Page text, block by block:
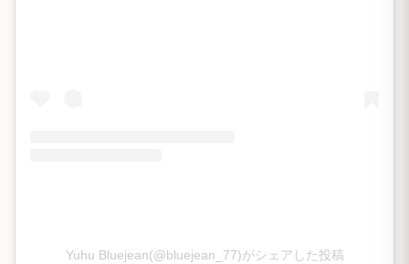
Yuhu Bluejean(@bluejean_77)がシェアした投稿